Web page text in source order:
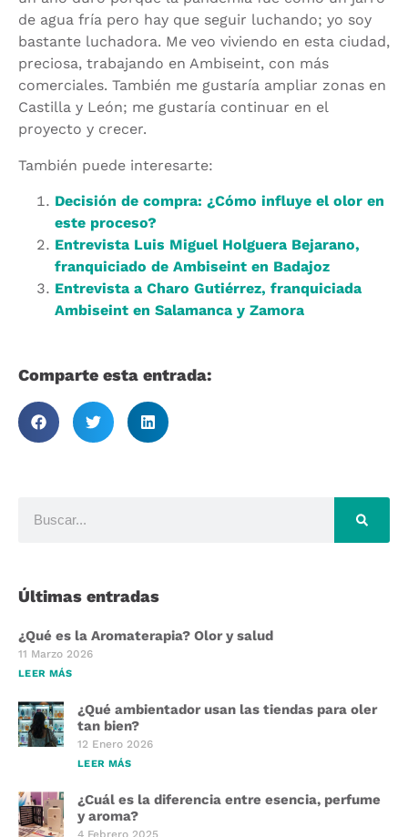
de agua fría pero hay que seguir luchando; yo soy
bastante luchadora. Me veo viviendo en esta ciudad,
preciosa, trabajando en Ambiseint, con más
comerciales. También me gustaría ampliar zonas en
Castilla y León; me gustaría continuar en el
proyecto y crecer.
También puede interesarte:
Decisión de compra: ¿Cómo influye el olor en
este proceso?
Entrevista Luis Miguel Holguera Bejarano,
franquiciado de Ambiseint en Badajoz
Entrevista a Charo Gutiérrez, franquiciada
Ambiseint en Salamanca y Zamora
Comparte esta entrada:
Últimas entradas
¿Qué es la Aromaterapia? Olor y salud
11 Marzo 2026
LEER MÁS
¿Qué ambientador usan las tiendas para oler
tan bien?
12 Enero 2026
LEER MÁS
¿Cuál es la diferencia entre esencia, perfume
y aroma?
4 Febrero 2025